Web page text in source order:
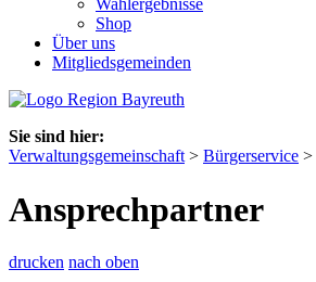
Wahlergebnisse
Shop
Über uns
Mitgliedsgemeinden
Sie sind hier:
Verwaltungsgemeinschaft > Bürgerservice >
Ansprechpartner
drucken nach oben